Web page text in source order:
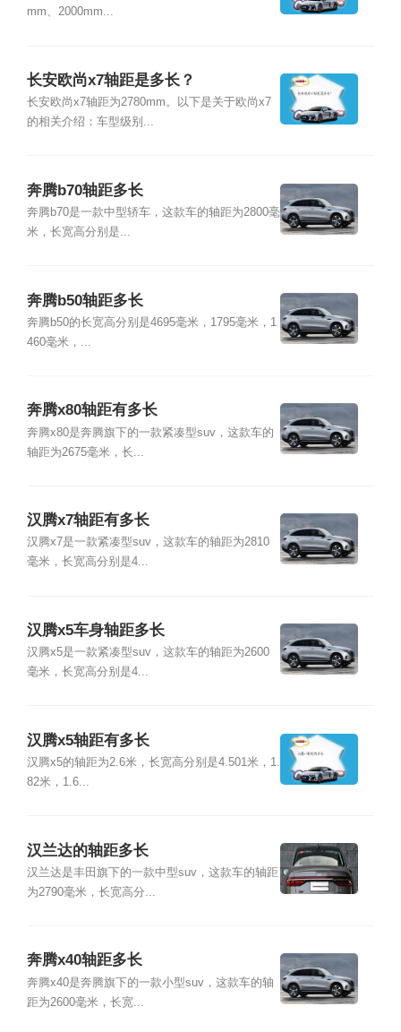
mm、2000mm...
长安欧尚x7轴距是多长？
长安欧尚x7轴距为2780mm。以下是关于欧尚x7
的相关介绍：车型级别...
奔腾b70轴距多长
奔腾b70是一款中型轿车，这款车的轴距为2800毫
米，长宽高分别是...
奔腾b50轴距多长
奔腾b50的长宽高分别是4695毫米，1795毫米，1
460毫米，...
奔腾x80轴距有多长
奔腾x80是奔腾旗下的一款紧凑型suv，这款车的
轴距为2675毫米，长...
汉腾x7轴距有多长
汉腾x7是一款紧凑型suv，这款车的轴距为2810
毫米，长宽高分别是4...
汉腾x5车身轴距多长
汉腾x5是一款紧凑型suv，这款车的轴距为2600
毫米，长宽高分别是4...
汉腾x5轴距有多长
汉腾x5的轴距为2.6米，长宽高分别是4.501米，1.
82米，1.6...
汉兰达的轴距多长
汉兰达是丰田旗下的一款中型suv，这款车的轴距
为2790毫米，长宽高分...
奔腾x40轴距多长
奔腾x40是奔腾旗下的一款小型suv，这款车的轴
距为2600毫米，长宽...